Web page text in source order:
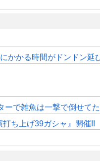
かかる時間がドンドン延
で雑魚は一撃で倒せて
ャ』開催!! ボイスアイテム